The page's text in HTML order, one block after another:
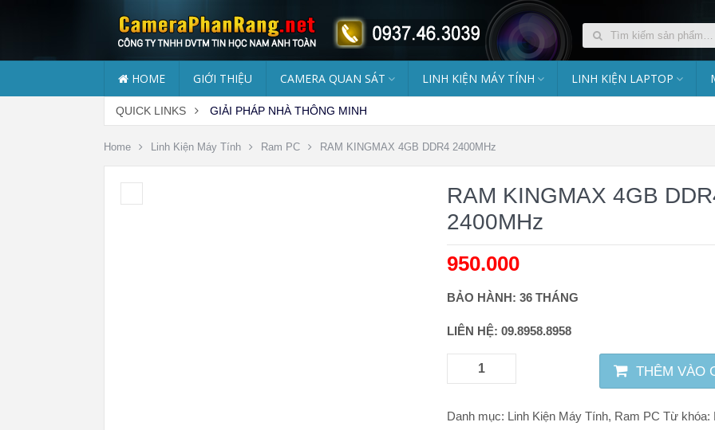
HOME GIỚI THIỆU CAMERA QUAN SÁT LINH KIỆN MÁY TÍNH LINH KIỆN LAPTOP
QUICK LINKS GIẢI PHÁP NHÀ THÔNG MINH
Home Linh Kiện Máy Tính Ram PC RAM KINGMAX 4GB DDR4 2400MHz
RAM KINGMAX 4GB
2400MHz
950.000
BẢO HÀNH: 36 THÁNG
LIÊN HỆ: 09.8958.8958
THÊM VÀO
Danh mục: Linh Kiện Máy Tính, Ram PC Từ khóa: